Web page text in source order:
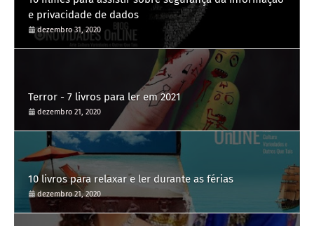
e privacidade de dados
dezembro 31, 2020
Terror - 7 livros para ler em 2021
dezembro 21, 2020
10 livros para relaxar e ler durante as férias
dezembro 21, 2020